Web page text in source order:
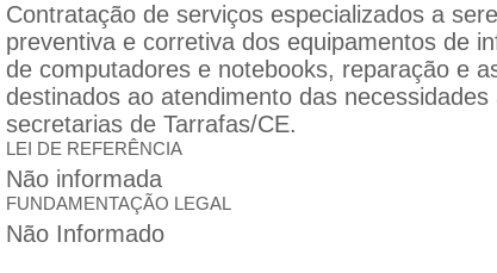
Contratação de serviços especializados a
preventiva e corretiva dos equipamentos de
de computadores e notebooks, reparação e
destinados ao atendimento das
secretarias de Tarrafas/CE.
LEI DE REFERÊNCIA
Não informada
FUNDAMENTAÇÃO LEGAL
Não Informado